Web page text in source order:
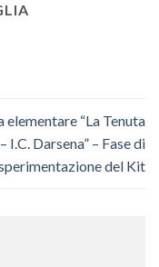
elementare “La Tenuta
– I.C. Darsena” – Fase di
del Kit